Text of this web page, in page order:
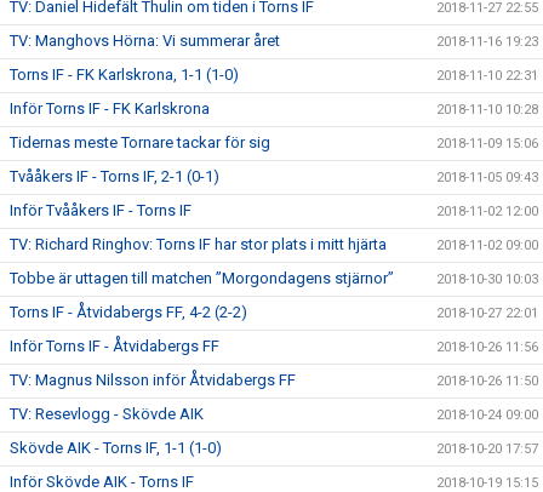
TV: Daniel Hidefält Thulin om tiden i Torns IF 2018-11-27 22:55
TV: Manghovs Hörna: Vi summerar året 2018-11-16 19:23
Torns IF - FK Karlskrona, 1-1 (1-0) 2018-11-10 22:31
Inför Torns IF - FK Karlskrona 2018-11-10 10:28
Tidernas meste Tornare tackar för sig 2018-11-09 15:06
Tvååkers IF - Torns IF, 2-1 (0-1) 2018-11-05 09:43
Inför Tvååkers IF - Torns IF 2018-11-02 12:00
TV: Richard Ringhov: Torns IF har stor plats i mitt hjärta 2018-11-02 09:00
Tobbe är uttagen till matchen ”Morgondagens stjärnor” 2018-10-30 10:03
Torns IF - Åtvidabergs FF, 4-2 (2-2) 2018-10-27 22:01
Inför Torns IF - Åtvidabergs FF 2018-10-26 11:56
TV: Magnus Nilsson inför Åtvidabergs FF 2018-10-26 11:50
TV: Resevlogg - Skövde AIK 2018-10-24 09:00
Skövde AIK - Torns IF, 1-1 (1-0) 2018-10-20 17:57
Inför Skövde AIK - Torns IF 2018-10-19 15:15